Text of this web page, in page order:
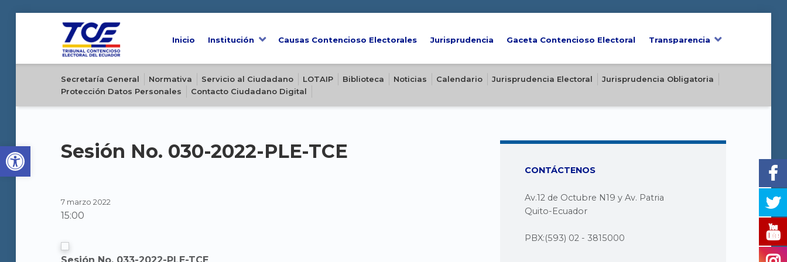
Open toolbar
Inicio Institución Causas Contencioso Electorales Jurisprudencia Gaceta Contencioso Electoral Transparencia
Secretaría General Normativa Servicio al Ciudadano LOTAIP Biblioteca Noticias Calendario Jurisprudencia Electoral
Jurisprudencia Obligatoria
Protección Datos Personales
Contacto Ciudadano Digital
Sesión No. 030-2022-PLE-TCE
7 marzo 2022
15:00
CONTÁCTENOS
Av.12 de Octubre N19 y Av. Patria
Quito-Ecuador
PBX:(593) 02 - 3815000